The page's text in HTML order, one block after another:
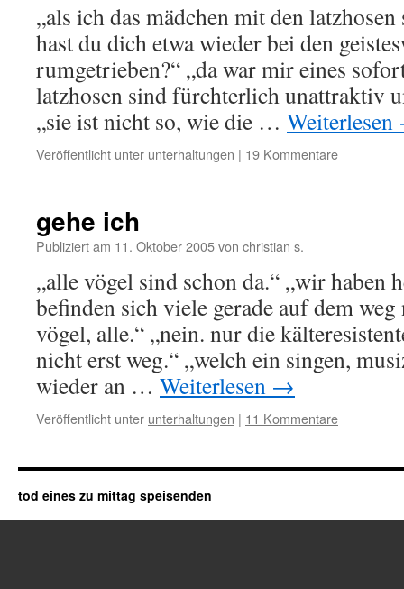
„als ich das mädchen mit den
hast du dich etwa wieder bei den
rumgetrieben?“ „da war mir eines
latzhosen sind fürchterlich unattraktiv
„sie ist nicht so, wie die … Weiterlesen
Veröffentlicht unter unterhaltungen | 19 Kommentare
gehe ich
Publiziert am 11. Oktober 2005von christian s.
„alle vögel sind schon da.“ „wir haben
befinden sich viele gerade auf dem weg
vögel, alle.“ „nein. nur die
nicht erst weg.“ „welch ein singen,
wieder an … Weiterlesen →
Veröffentlicht unter unterhaltungen | 11 Kommentare
tod eines zu mittag speisenden